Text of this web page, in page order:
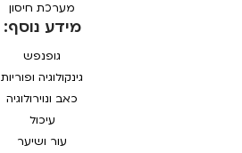
מערכת חיסון
מידע נוסף:
גופנפש
גינקולוגיה ופוריות
כאב ונוירולוגיה
עיכול
עור ושיער